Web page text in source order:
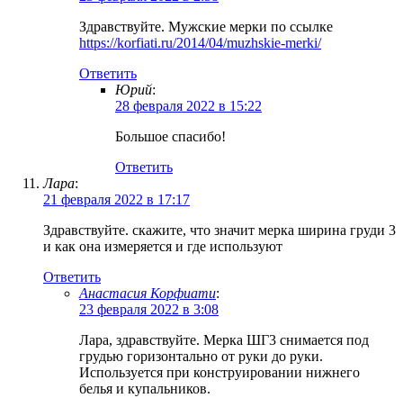
Здравствуйте. Мужские мерки по ссылке
https://korfiati.ru/2014/04/muzhskie-merki/
Ответить
Юрий:
28 февраля 2022 в 15:22
Большое спасибо!
Ответить
Лара:
21 февраля 2022 в 17:17
Здравствуйте. скажите, что значит мерка ширина груди 3
и как она измеряется и где используют
Ответить
Анастасия Корфиати:
23 февраля 2022 в 3:08
Лара, здравствуйте. Мерка ШГ3 снимается под
грудью горизонтально от руки до руки.
Используется при конструировании нижнего
белья и купальников.